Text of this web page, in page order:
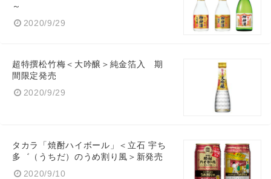
～
2020/9/29
超特撰松竹梅＜大吟醸＞純金箔入 期
間限定発売
2020/9/29
タカラ「焼酎ハイボール」＜立石 宇ち
多゛（うちだ）のうめ割り風＞新発売
2020/9/10